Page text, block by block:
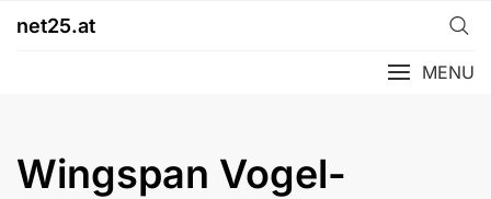
net25.at
MENU
Wingspan Vogel-